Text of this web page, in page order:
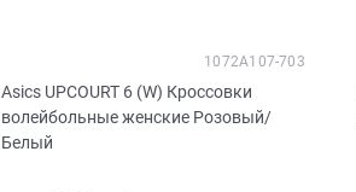
Asics UPCOURT 6 (W) Кроссовки
волейбольные женские Розовый/
Белый
1072A107-703